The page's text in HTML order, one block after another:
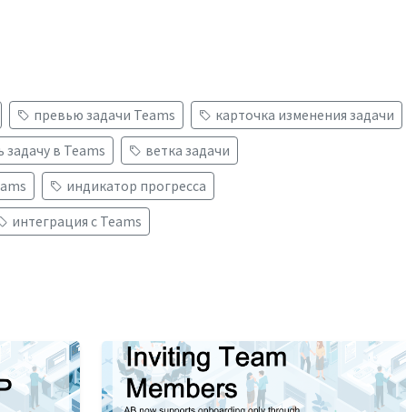
превью задачи Teams
карточка изменения задачи
задачу в Teams
ветка задачи
индикатор прогресса
интеграция с Teams